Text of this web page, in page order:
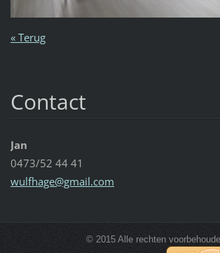
« Terug
Contact
Jan
0473/52 44 41
wulfhage@gmail.com
© 2015 Alle rechten